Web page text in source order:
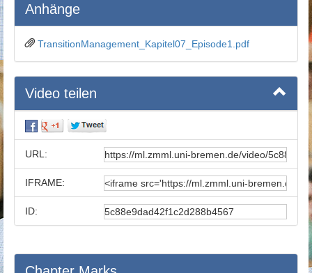
Anhänge
TransitionManagement_Kapitel07_Episode1.pdf
Video teilen
URL:
IFRAME:
ID: